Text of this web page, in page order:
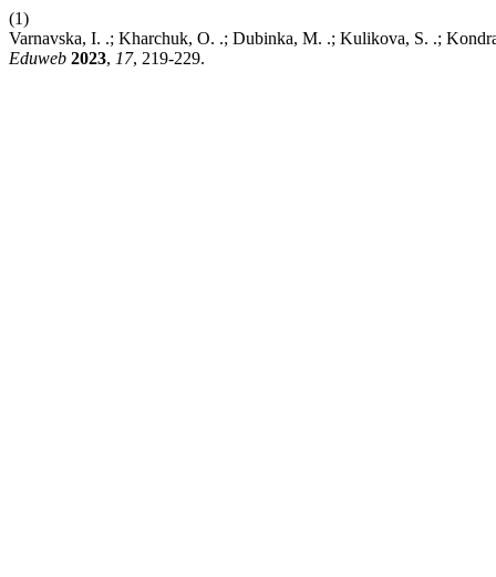
(1)
Varnavska, I. .; Kharchuk, O. .; Dubinka, M. .; Kulikova, S. .;
Eduweb 2023, 17, 219-229.